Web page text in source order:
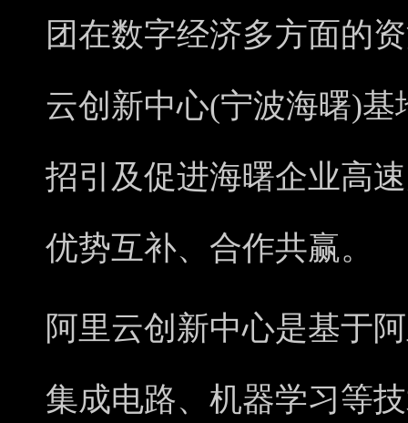
团在数字经济多方面的
云创新中心(宁波海曙)
招引及促进海曙企业高
优势互补、合作共赢。
阿里云创新中心是基于
集成电路、机器学习等